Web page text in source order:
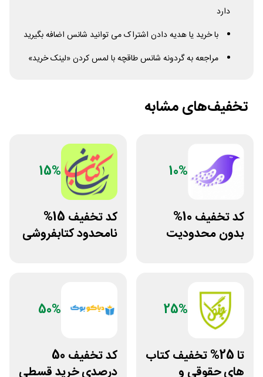
دارد
با خرید یا هدیه دادن اشتراک می توانید شانس اضافه بگیرید
مراجعه به گردونه شانس طاقچه با لمس کردن «لینک خرید»
تخفیف‌های مشابه
10%
کد تخفیف 10%
بدون محدودیت
15%
کد تخفیف 15%
نامحدود کتابفروشی
25%
تا 25% تخفیف کتاب
های حقوقی و
50%
کد تخفیف 50
درصدی خرید قسطی